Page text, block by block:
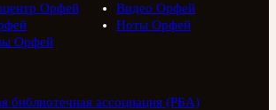
Орфей
Видео Орфей
Ноты Орфей
Орфей
библиотечная ассоциация (РБА)